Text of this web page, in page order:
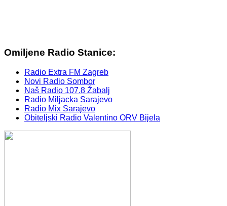
Omiljene Radio Stanice:
Radio Extra FM Zagreb
Novi Radio Sombor
Naš Radio 107.8 Žabalj
Radio Miljacka Sarajevo
Radio Mix Sarajevo
Obiteljski Radio Valentino ORV Bijela